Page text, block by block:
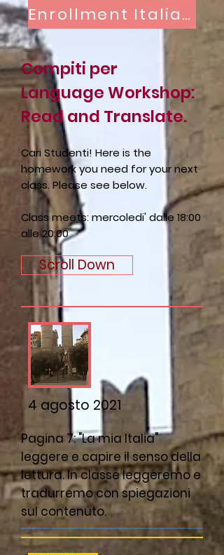
Enrollment Italian Classes
Compiti per
Language Workshop:
Read and Translate.
Cari Studenti! Here is the
homework you need for your next
class. Please see below.
Class meets: mercoledi' dalle 18:00
alle 20:00
Scroll Down
4 agosto 2021
Pagina 7: "La mia Italia"
leggere e capire il senso della
lettura. In classe leggeremo e
tradurremo con spiegazioni
sul contenuto.